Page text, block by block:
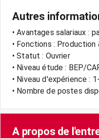
Autres
• Avantages salariaux :
• Fonctions : Production
• Statut : Ouvrier
• Niveau étude : BEP/
• Niveau d'expérience :
• Nombre de postes
A propos de